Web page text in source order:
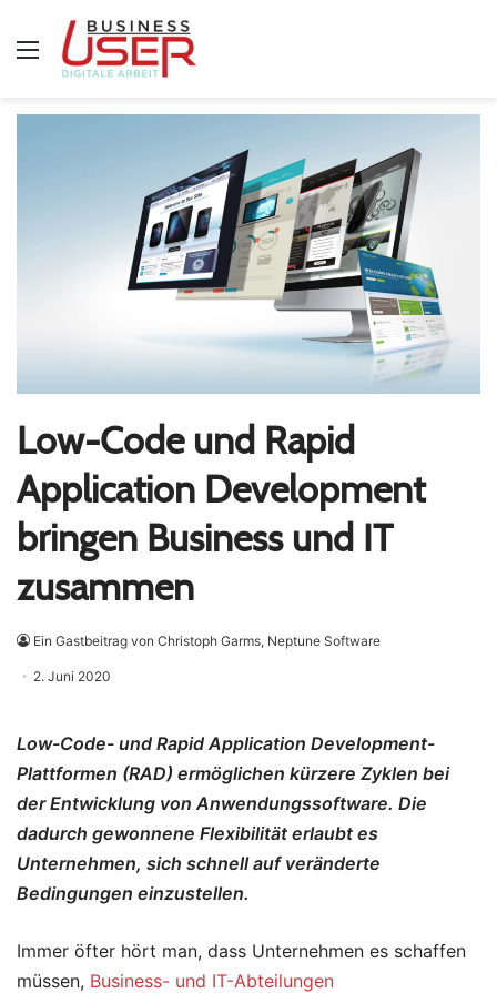
Menü
Low-Code und Rapid
Application Development
bringen Business und IT
zusammen
Ein Gastbeitrag von Christoph Garms, Neptune Software
2. Juni 2020
Low-Code- und Rapid Application Development-
Plattformen (RAD) ermöglichen kürzere Zyklen bei
der Entwicklung von Anwendungssoftware. Die
dadurch gewonnene Flexibilität erlaubt es
Unternehmen, sich schnell auf veränderte
Bedingungen einzustellen.
Immer öfter hört man, dass Unternehmen es schaffen
müssen, Business- und IT-Abteilungen